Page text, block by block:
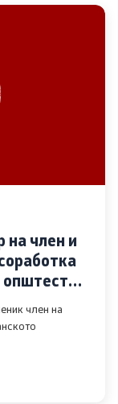
на член и
член на